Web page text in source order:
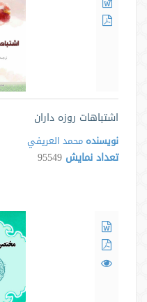
اشتباهات روزه داران
نویسنده محمد العريفي
تعداد نمایش 95549